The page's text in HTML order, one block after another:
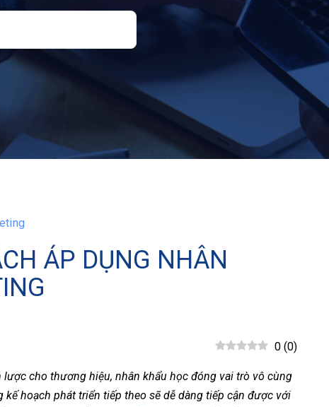
ÁP DỤNG NHÂN
0 (0)
cho thương hiệu, nhân khẩu học đóng vai trò vô cùng
hoạch phát triển tiếp theo sẽ dễ dàng tiếp cận được với